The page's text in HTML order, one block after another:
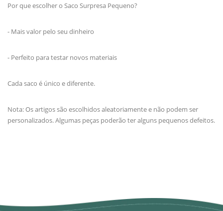
Por que escolher o Saco Surpresa Pequeno?
- Mais valor pelo seu dinheiro
- Perfeito para testar novos materiais
Cada saco é único e diferente.
Nota: Os artigos são escolhidos aleatoriamente e não podem ser
personalizados. Algumas peças poderão ter alguns pequenos defeitos.